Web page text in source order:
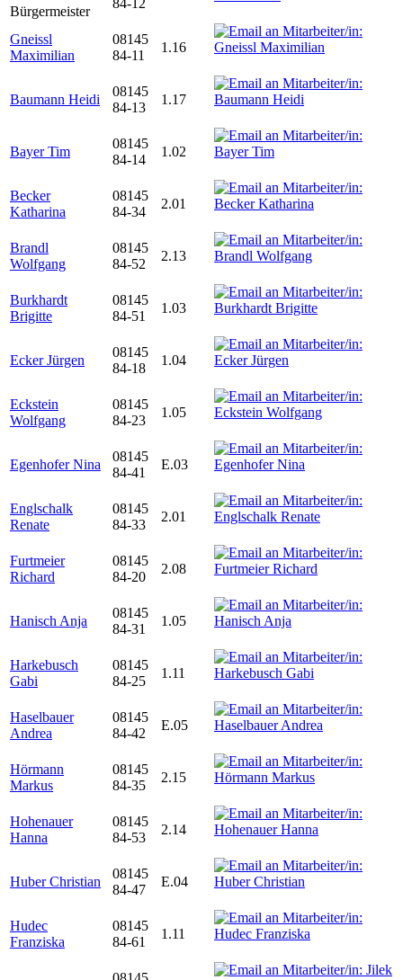
Bürgermeister
84-12
Gneissl
Maximilian
08145
84-11
1.16
Baumann Heidi
08145
84-13
1.17
Bayer Tim
08145
84-14
1.02
Becker
Katharina
08145
84-34
2.01
Brandl
Wolfgang
08145
84-52
2.13
Burkhardt
Brigitte
08145
84-51
1.03
Ecker Jürgen
08145
84-18
1.04
Eckstein
Wolfgang
08145
84-23
1.05
Egenhofer Nina
08145
84-41
E.03
Englschalk
Renate
08145
84-33
2.01
Furtmeier
Richard
08145
84-20
2.08
Hanisch Anja
08145
84-31
1.05
Harkebusch
Gabi
08145
84-25
1.11
Haselbauer
Andrea
08145
84-42
E.05
Hörmann
Markus
08145
84-35
2.15
Hohenauer
Hanna
08145
84-53
2.14
Huber Christian
08145
84-47
E.04
Hudec
Franziska
08145
84-61
1.11